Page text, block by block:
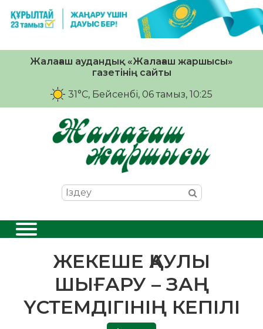
Жалағаш аудандық «Жалағаш жаршысы»
газетінің сайты
31°C, Бейсенбі, 06 тамыз, 10:25
ЖЕКЕШЕ ҚАУЛЫ
ШЫҒАРУ – ЗАҢ
ҮСТЕМДІГІНІҢ КЕПІЛІ